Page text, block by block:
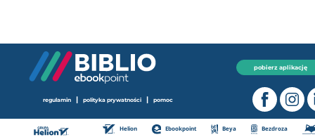
pobierz aplikację
regulamin | polityka prywatności | pomoc
Helion Ebookpoint Beya Bezdroza